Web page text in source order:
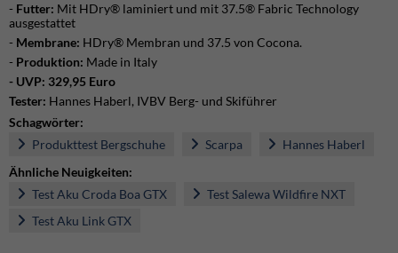
- Futter: Mit HDry® laminiert und mit 37.5® Fabric Technology
ausgestattet
- Membrane: HDry® Membran und 37.5 von Cocona.
- Produktion: Made in Italy
- UVP: 329,95 Euro
Tester: Hannes Haberl, IVBV Berg- und Skiführer
Schagwörter:
Produkttest Bergschuhe
Scarpa
Hannes Haberl
Ähnliche Neuigkeiten:
Test Aku Croda Boa GTX
Test Salewa Wildfire NXT
Test Aku Link GTX